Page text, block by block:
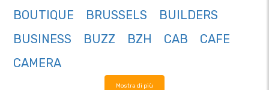
BOUTIQUE
BRUSSELS
BUILDERS
BUSINESS
BUZZ BZH CAB
CAFE
CAMERA
Mostra di più